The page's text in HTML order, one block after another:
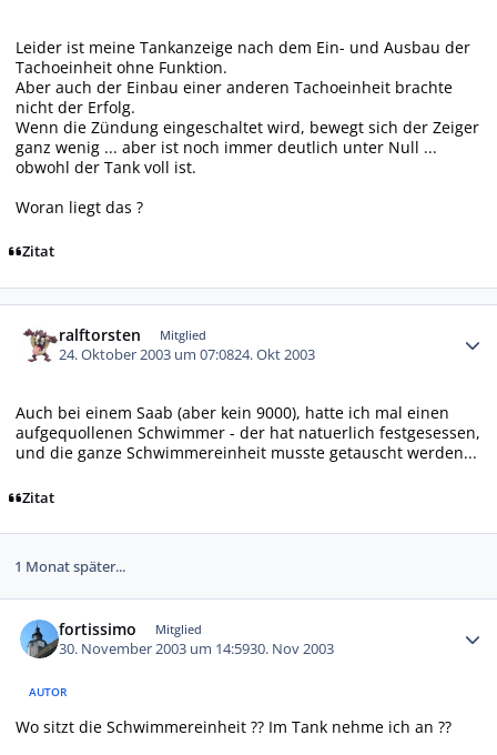
Leider ist meine Tankanzeige nach dem Ein- und Ausbau der
Tachoeinheit ohne Funktion.
Aber auch der Einbau einer anderen Tachoeinheit brachte
nicht der Erfolg.
Wenn die Zündung eingeschaltet wird, bewegt sich der Zeiger
ganz wenig ... aber ist noch immer deutlich unter Null ...
obwohl der Tank voll ist.
Woran liegt das ?
Zitat
ralftorsten Mitglied
24. Oktober 2003 um 07:0824. Okt 2003
Auch bei einem Saab (aber kein 9000), hatte ich mal einen
aufgequollenen Schwimmer - der hat natuerlich festgesessen,
und die ganze Schwimmereinheit musste getauscht werden...
Zitat
1 Monat später...
fortissimo Mitglied
30. November 2003 um 14:5930. Nov 2003
AUTOR
Wo sitzt die Schwimmereinheit ?? Im Tank nehme ich an ??